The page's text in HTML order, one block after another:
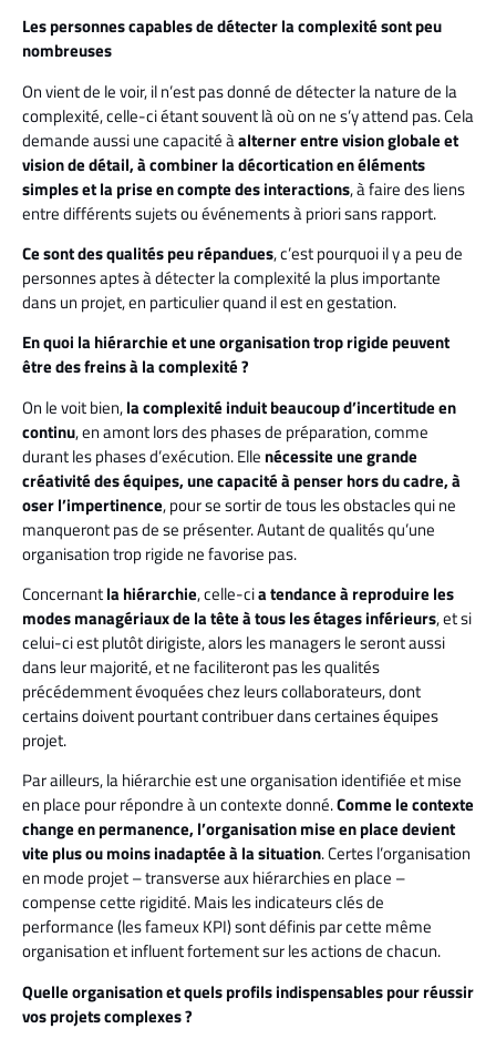
Les personnes capables de détecter la complexité sont peu
nombreuses
On vient de le voir, il n’est pas donné de détecter la nature de la
complexité, celle-ci étant souvent là où on ne s’y attend pas. Cela
demande aussi une capacité àalterner entre vision globale et
vision de détail, à combiner la décortication en éléments
simples et la prise en compte des interactions, à faire des liens
entre différents sujets ou événements à priori sans rapport.
Ce sont des qualités peu répandues, c’est pourquoi il y a peu de
personnes aptes à détecter la complexité la plus importante
dans un projet, en particulier quand il est en gestation.
En quoi la hiérarchie et une organisation trop rigide peuvent
être des freins à la complexité ?
On le voit bien,la complexité induit beaucoup d’incertitude en
continu, en amont lors des phases de préparation, comme
durant les phases d’exécution. Elle nécessite une grande
créativité des équipes, une capacité à penser hors du cadre, à
oser l’impertinence, pour se sortir de tous les obstacles qui ne
manqueront pas de se présenter. Autant de qualités qu’une
organisation trop rigide ne favorise pas.
Concernantla hiérarchie, celle-cia tendance à reproduire les
modes managériaux de la tête à tous les étages inférieurs, et si
celui-ci est plutôt dirigiste, alors les managers le seront aussi
dans leur majorité, et ne faciliteront pas les qualités
précédemment évoquées chez leurs collaborateurs, dont
certains doivent pourtant contribuer dans certaines équipes
projet.
Par ailleurs, la hiérarchie est une organisation identifiée et mise
en place pour répondre à un contexte donné.Comme le contexte
change en permanence, l’organisation mise en place devient
vite plus ou moins inadaptée à la situation. Certes l’organisation
en mode projet – transverse aux hiérarchies en place –
compense cette rigidité. Mais les indicateurs clés de
performance (les fameux KPI) sont définis par cette même
organisation et influent fortement sur les actions de chacun.
Quelle organisation et quels profils indispensables pour réussir
vos projets complexes ?